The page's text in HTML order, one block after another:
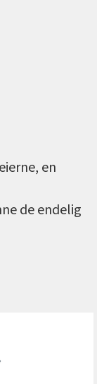
en
de endelig